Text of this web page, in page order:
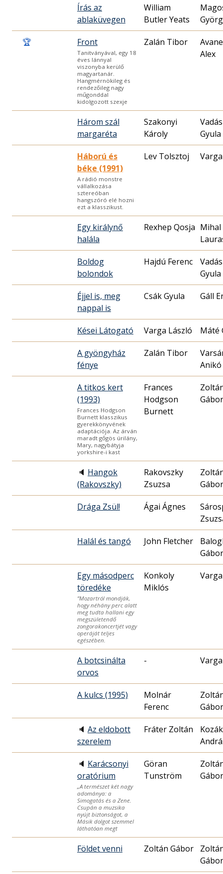
Írás az
ablaküvegen
William
Butler Yeats
🏆 Front
Tanitványával, egy 18
éves lánnyal
viszonyba kerülő
magyartanár.
Hangmérnökileg és
rendezőileg nagy
műgonddal
kidolgozott szexje
Zalán Tibor
Alex
Három szál
margaréta
Szakonyi
Károly
Gyula
Háború és
béke (1991)
A rádió monstre
vállalkozása
sztereóban
hangszóró elé hozni
ezt a klasszikust.
Lev Tolsztoj
Egy királynő
halála
Rexhep Qosja Mihal
Boldog
bolondok
Hajdú Ferenc
Gyula
Éjjel is, meg
nappal is
Csák Gyula Gáll
Kései Látogató Varga László Máté
A gyöngyház
fénye
Zalán Tibor
Anikó
A titkos kert
(1993)
Frances Hodgson
Burnett klasszikus
gyerekkönyvének
adaptációja. Az árván
maradt gőgös úrilány,
Mary, nagybátyja
yorkshire-i kast
Frances
Hodgson
Burnett
Gábor
🔈 Hangok
(Rakovszky)
Rakovszky
Zsuzsa
Gábor
Drága Zsül! Ágai Ágnes
Halál és tangó John Fletcher
Gábor
Egy másodperc
töredéke
”Mozartról mondják,
hogy néhány perc alatt
meg tudta hallani egy
megszületendő
zongorakoncertjét vagy
operáját teljes
egészében.
Konkoly
Miklós
A botcsinálta
orvos
-
A kulcs (1995)
Molnár
Ferenc
Gábor
🔈 Az eldobott
szerelem
Fráter Zoltán
Kozák
🔈 Karácsonyi
oratórium
„A természet két nagy
adománya: a
Simogatás és a Zene.
Csupán a muzsika
nyújt biztonságot, a
Másik dolgot szemmel
láthatóan megt
Göran
Tunström
Gábor
Földet venni Zoltán Gábor
Gábor